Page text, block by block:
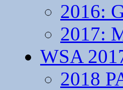
2016:
2017:
WSA
2018